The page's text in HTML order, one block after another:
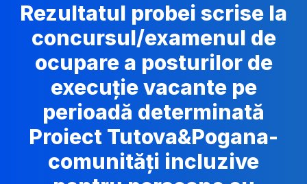
Rezultatul probei scrise la
concursul/examenul de
ocupare a posturilor de
execuție vacante pe
perioadă determinată
Proiect Tutova&Pogana-
comunități incluzive